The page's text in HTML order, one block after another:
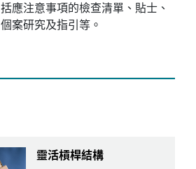
括應注意事項的檢查清單、貼士、
個案研究及指引等。
靈活槓桿結構